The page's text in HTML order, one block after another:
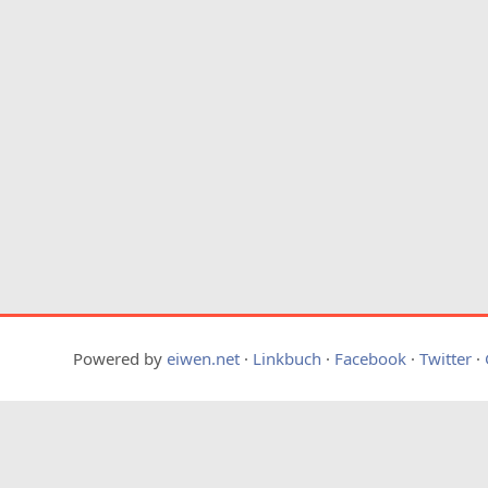
Powered by eiwen.net · Linkbuch · Facebook · Twitter ·